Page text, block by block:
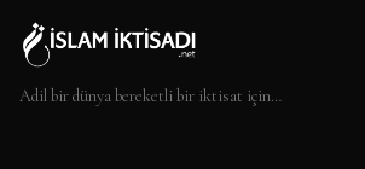
Adil bir dünya bereketli bir iktisat için…